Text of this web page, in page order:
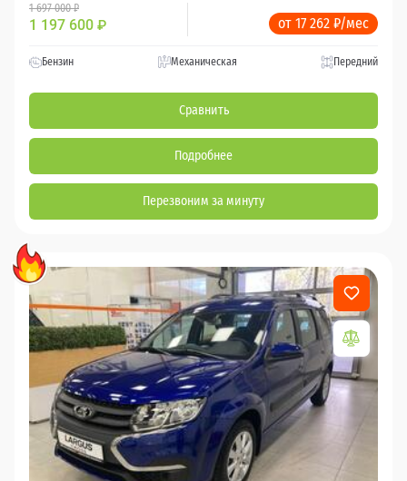
1 697 000 ₽
1 197 600 ₽ от 17 262 ₽/мес
Бензин Механическая Передний
Сравнить
Подробнее
Перезвоним за минуту